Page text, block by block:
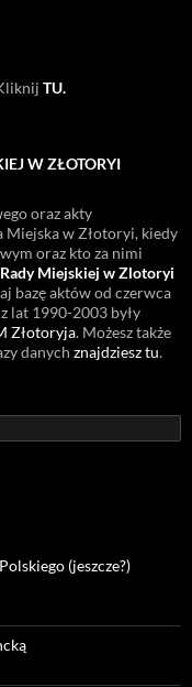
TU.
W ZŁOTORYI
oraz akty
Miejska w Złotoryi, kiedy
oraz kto za nimi
Miejskiej w Zlotoryi
bazę aktów od czerwca
lat 1990-2003 były
Złotoryja. Możesz także
danych znajdziesz tu.
(jeszcze?)